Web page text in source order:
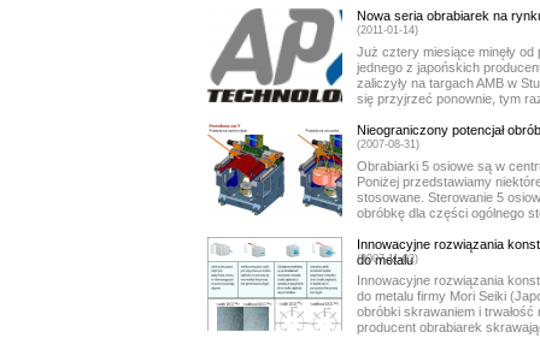
Nowa seria obrabiarek na
(2011-01-14)
Już cztery miesiące minęły
jednego z japońskich
zaliczyły na targach AMB w
się przyjrzeć ponownie, tym
Nieograniczony potencjał
(2007-08-31)
Obrabiarki 5 osiowe są w
Poniżej przedstawiamy
stosowane. Sterowanie 5
obróbkę dla części ogólnego
Innowacyjne rozwiązania
do metalu
(2007-11-02)
Innowacyjne rozwiązania
do metalu firmy Mori Seiki
obróbki skrawaniem i
producent obrabiarek